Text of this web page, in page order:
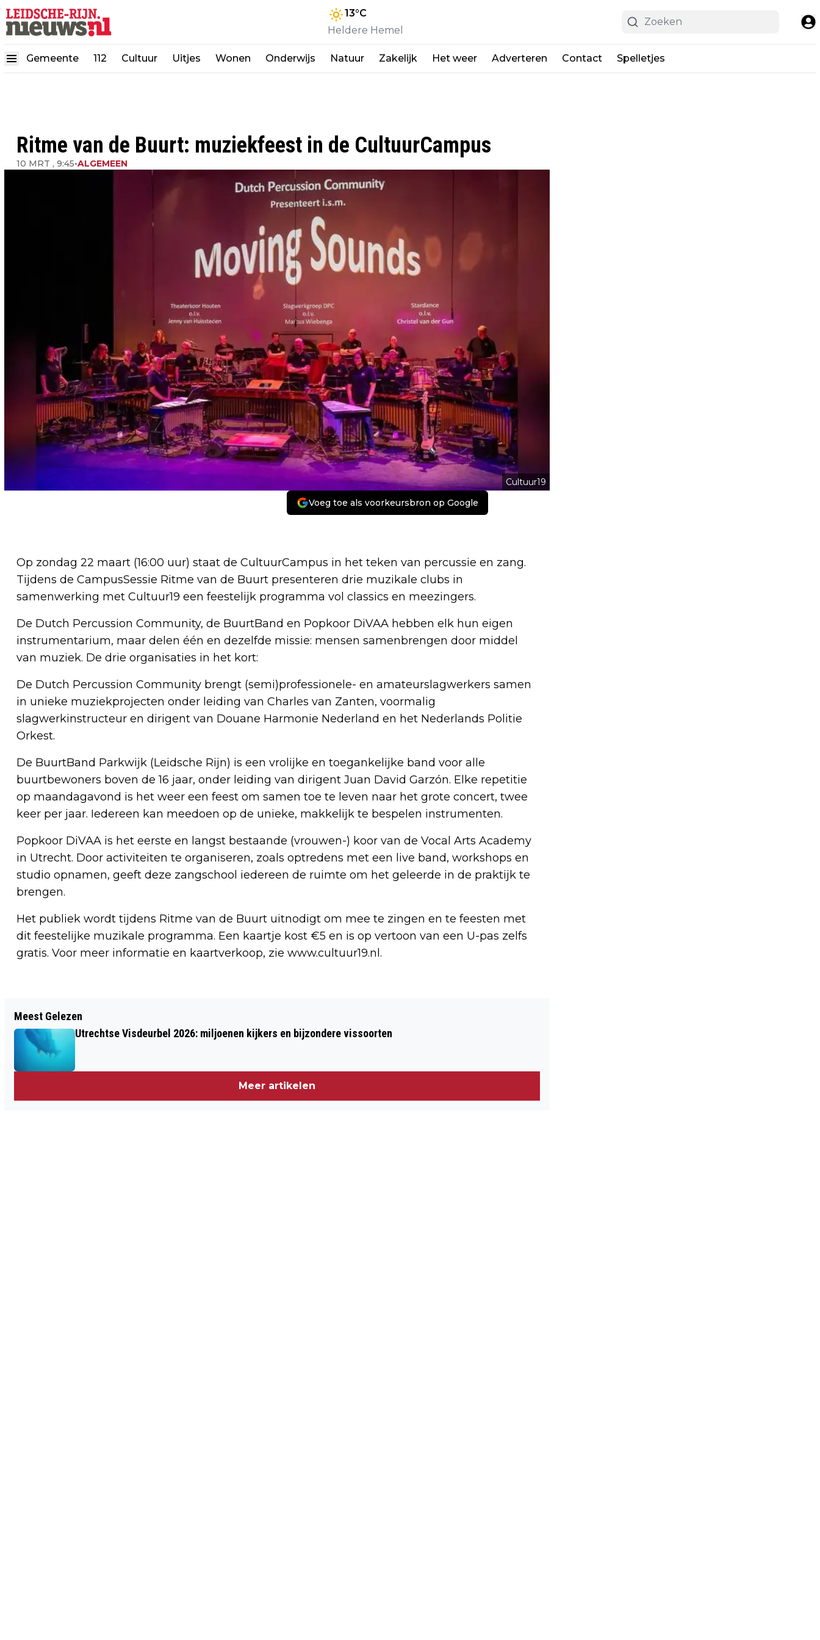
13°C
Heldere Hemel
Gemeente 112 Cultuur Uitjes Wonen Onderwijs Natuur Zakelijk Het weer Adverteren Contact Spelletjes
Ritme van de Buurt: muziekfeest in de CultuurCampus
10 MRT , 9:45•ALGEMEEN
Cultuur19
Voeg toe als voorkeursbron op Google
Op zondag 22 maart (16:00 uur) staat de CultuurCampus in het teken van percussie en zang.
Tijdens de CampusSessie Ritme van de Buurt presenteren drie muzikale clubs in
samenwerking met Cultuur19 een feestelijk programma vol classics en meezingers.
De Dutch Percussion Community, de BuurtBand en Popkoor DiVAA hebben elk hun eigen
instrumentarium, maar delen één en dezelfde missie: mensen samenbrengen door middel
van muziek. De drie organisaties in het kort:
De Dutch Percussion Community brengt (semi)professionele- en amateurslagwerkers samen
in unieke muziekprojecten onder leiding van Charles van Zanten, voormalig
slagwerkinstructeur en dirigent van Douane Harmonie Nederland en het Nederlands Politie
Orkest.
De BuurtBand Parkwijk (Leidsche Rijn) is een vrolijke en toegankelijke band voor alle
buurtbewoners boven de 16 jaar, onder leiding van dirigent Juan David Garzón. Elke repetitie
op maandagavond is het weer een feest om samen toe te leven naar het grote concert, twee
keer per jaar. Iedereen kan meedoen op de unieke, makkelijk te bespelen instrumenten.
Popkoor DiVAA is het eerste en langst bestaande (vrouwen-) koor van de Vocal Arts Academy
in Utrecht. Door activiteiten te organiseren, zoals optredens met een live band, workshops en
studio opnamen, geeft deze zangschool iedereen de ruimte om het geleerde in de praktijk te
brengen.
Het publiek wordt tijdens Ritme van de Buurt uitnodigt om mee te zingen en te feesten met
dit feestelijke muzikale programma. Een kaartje kost €5 en is op vertoon van een U-pas zelfs
gratis. Voor meer informatie en kaartverkoop, zie www.cultuur19.nl.
UTRECHTERS KOMEN 12 MAART AL 1,5
JAAR STIL OP VOOR PALESTIJNEN
OM TE STEMMEN? DAT KAN
Meest Gelezen
Utrechtse Visdeurbel 2026: miljoenen kijkers en bijzondere vissoorten
Meer artikelen